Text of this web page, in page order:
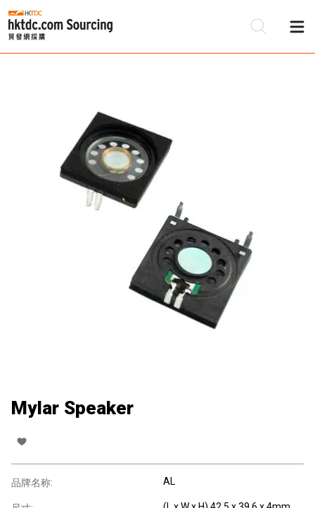
Mylar Speaker
品牌名称: AL